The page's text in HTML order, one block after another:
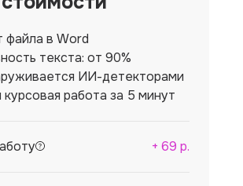
файла в Word
текста: от 90%
ИИ-детекторами
курсовая работа за 5 минут
+ 69 р.